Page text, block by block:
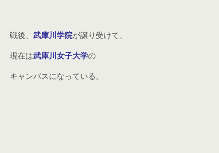
戦後、 武庫川学院が譲り受けて、
現在は武庫川女子大学の
キャンパスになっている。